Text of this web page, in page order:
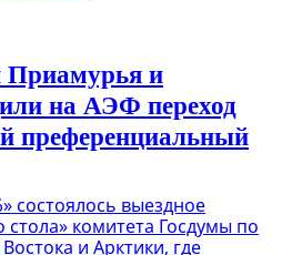
Приамурья и
на АЭФ переход
преференциальный
состоялось выездное
стола» комитета Госдумы по
и Арктики, где